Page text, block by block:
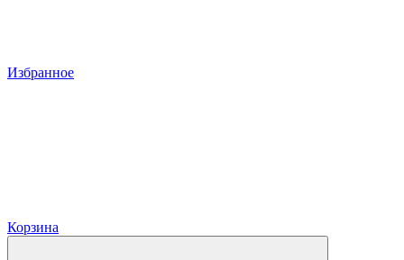
Избранное
Корзина